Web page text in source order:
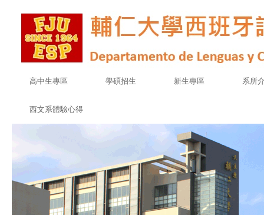
高中生專區 學碩招生 新生專區 系所
西文系體驗心得